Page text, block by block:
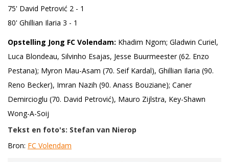
75' David Petrović 2 - 1
80' Ghillian Ilaria 3 - 1
Opstelling Jong FC Volendam: Khadim Ngom; Gladwin Curiel,
Luca Blondeau, Silvinho Esajas, Jesse Buurmeester (62. Enzo
Pestana); Myron Mau-Asam (70. Seif Kardal), Ghillian Ilaria (90.
Reno Becker), Imran Nazih (90. Anass Bouziane); Caner
Demircioglu (70. David Petrović), Mauro Zijlstra, Key-Shawn
Wong-A-Soij
Tekst en foto's: Stefan van Nierop
Bron: FC Volendam